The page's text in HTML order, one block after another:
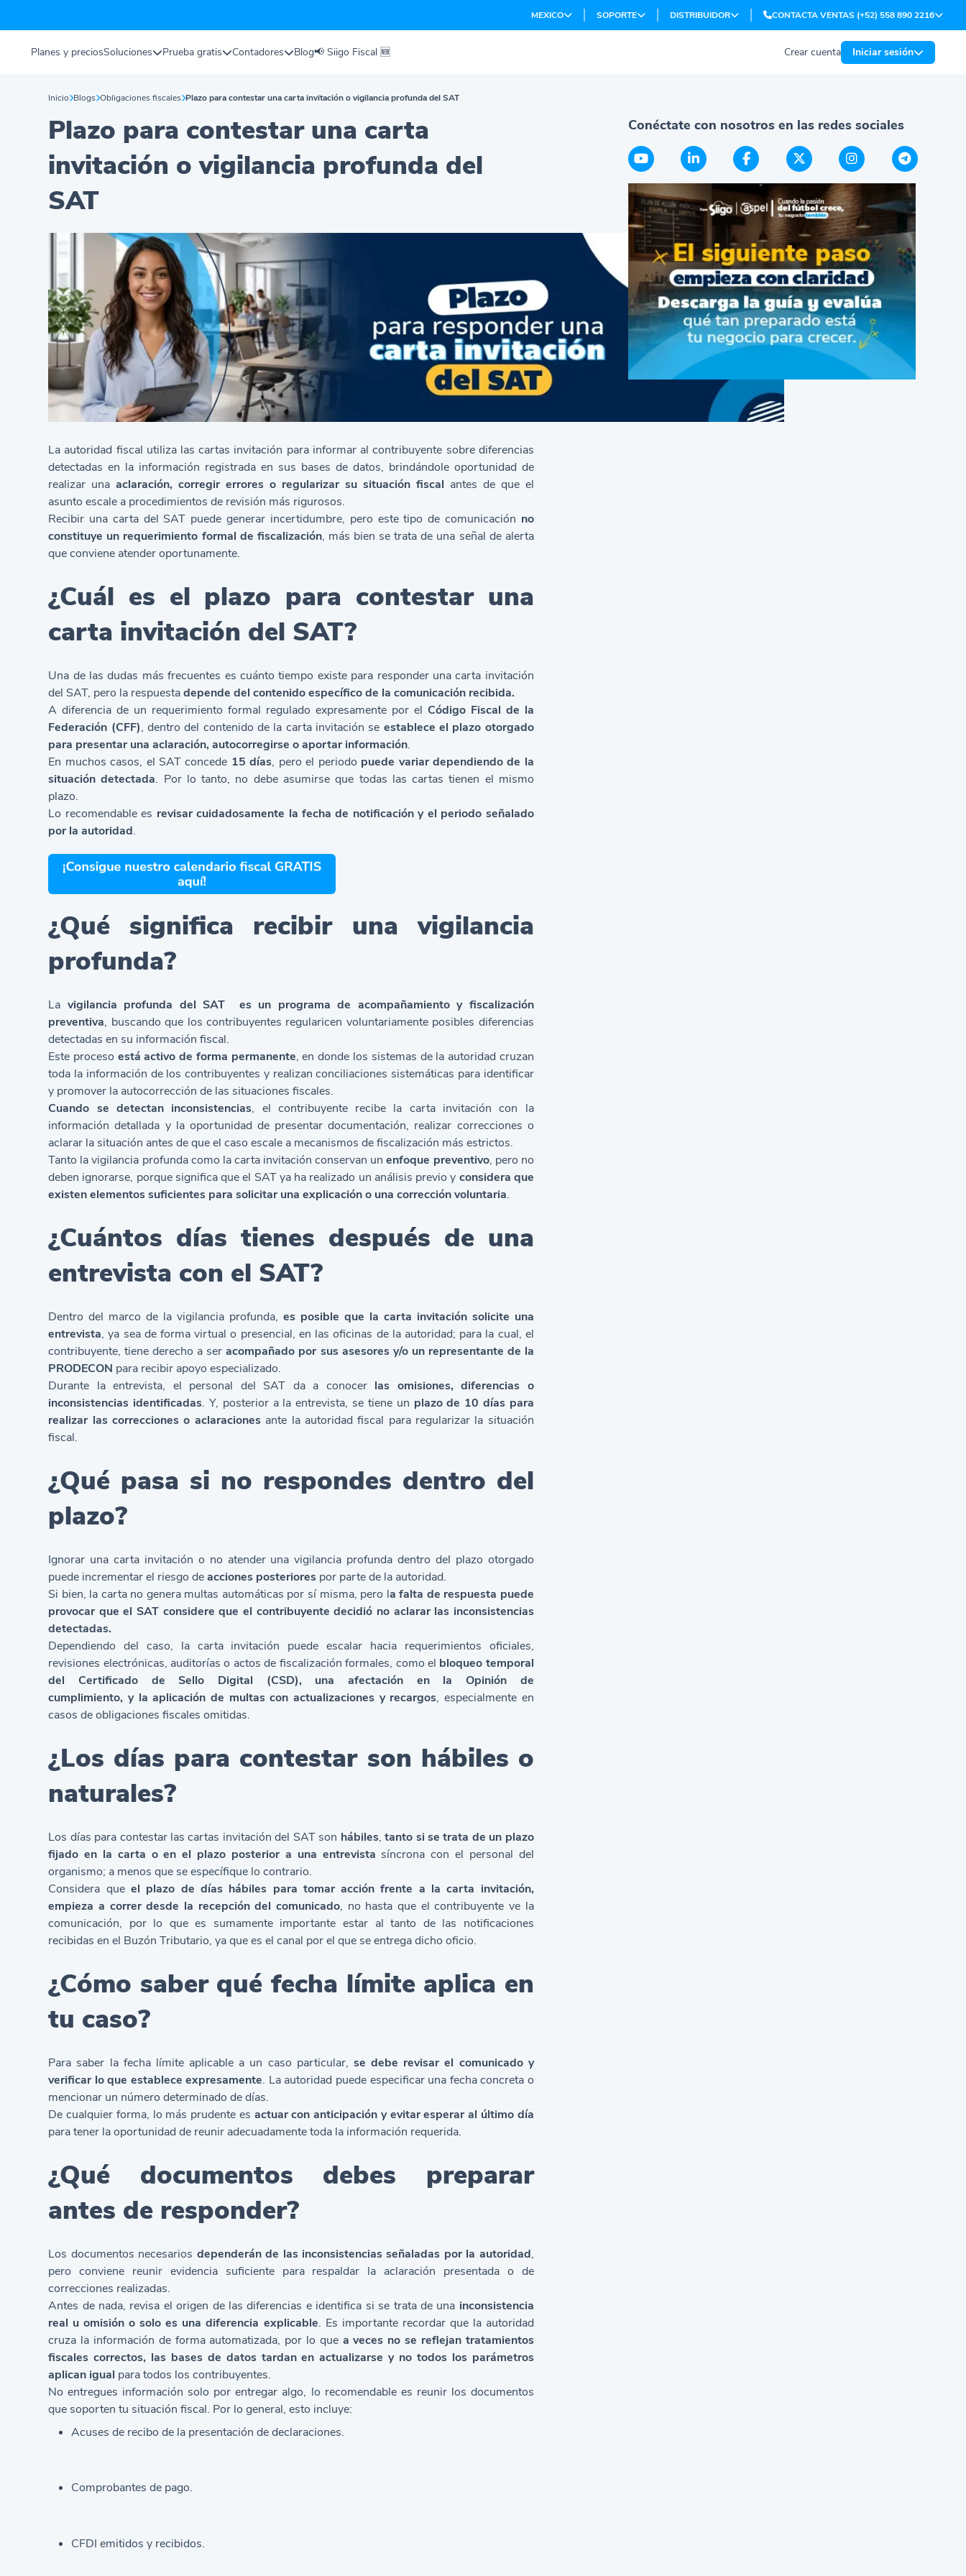
MEXICO SOPORTE DISTRIBUIDOR CONTACTA VENTAS (+52) 558 890 2216
Planes y preciosSoluciones Prueba gratis Contadores Blog📢 Siigo Fiscal 🆕 Crear cuenta Iniciar sesión
Inicio Blogs Obligaciones fiscales Plazo para contestar una carta invitación o vigilancia profunda del SAT
Plazo para contestar una carta
invitación o vigilancia profunda del
SAT
La autoridad fiscal utiliza las cartas invitación para informar al contribuyente sobre diferencias
detectadas en la información registrada en sus bases de datos, brindándole oportunidad de
realizar unaaclaración, corregir errores o regularizar su situación fiscal antes de que el
asunto escale a procedimientos de revisión más rigurosos.
Recibir una carta del SAT puede generar incertidumbre, pero este tipo de comunicación no
constituye un requerimiento formal de fiscalización, más bien se trata de una señal de alerta
que conviene atender oportunamente.
¿Cuál es el plazo para contestar una
carta invitación del SAT?
Una de las dudas más frecuentes es cuánto tiempo existe para responder una carta invitación
del SAT, pero la respuestadepende del contenido específico de la comunicación recibida.
A diferencia de un requerimiento formal regulado expresamente por el Código Fiscal de la
Federación (CFF), dentro del contenido de la carta invitación se establece el plazo otorgado
para presentar una aclaración, autocorregirse o aportar información.
En muchos casos, el SAT concede 15 días, pero el periodo puede variar dependiendo de la
situación detectada. Por lo tanto, no debe asumirse que todas las cartas tienen el mismo
plazo.
Lo recomendable es revisar cuidadosamente la fecha de notificación y el periodo señalado
por la autoridad.
¿Qué significa recibir una vigilancia
profunda?
La vigilancia profunda del SAT
es un programa de acompañamiento y fiscalización
preventiva, buscando que los contribuyentes regularicen voluntariamente posibles diferencias
detectadas en su información fiscal.
Este proceso está activo de forma permanente, en donde los sistemas de la autoridad cruzan
toda la información de los contribuyentes y realizan conciliaciones sistemáticas para identificar
y promover la autocorrección de las situaciones fiscales.
Cuando se detectan inconsistencias, el contribuyente recibe la carta invitación con la
información detallada y la oportunidad de presentar documentación, realizar correcciones o
aclarar la situación antes de que el caso escale a mecanismos de fiscalización más estrictos.
Tanto la vigilancia profunda como la carta invitación conservan unenfoque preventivo, pero no
deben ignorarse, porque significa que el SAT ya ha realizado un análisis previo y considera que
existen elementos suficientes para solicitar una explicación o una corrección voluntaria.
¿Cuántos días tienes después de una
entrevista con el SAT?
Dentro del marco de la vigilancia profunda, es posible que la carta invitación solicite una
entrevista, ya sea de forma virtual o presencial, en las oficinas de la autoridad; para la cual, el
contribuyente, tiene derecho a seracompañado por sus asesores y/o un representante de la
PRODECON para recibir apoyo especializado.
Durante la entrevista, el personal del SAT da a conocerlas omisiones, diferencias o
inconsistencias identificadas. Y, posterior a la entrevista, se tiene un plazo de 10 días para
realizar las correcciones o aclaracionesante la autoridad fiscal para regularizar la situación
fiscal.
¿Qué pasa si no respondes dentro del
plazo?
Ignorar una carta invitación o no atender una vigilancia profunda dentro del plazo otorgado
puede incrementar el riesgo deacciones posteriores por parte de la autoridad.
Si bien, la carta no genera multas automáticas por sí misma, pero la falta de respuesta puede
provocar que el SAT considere que el contribuyente decidió no aclarar las inconsistencias
detectadas.
Dependiendo del caso, la carta invitación puede escalar hacia requerimientos oficiales,
revisiones electrónicas, auditorías o actos de fiscalización formales, como el bloqueo temporal
del Certificado de Sello Digital (CSD), una afectación en la Opinión de
cumplimiento, y la aplicación de multas con actualizaciones y recargos, especialmente en
casos de obligaciones fiscales omitidas.
¿Los días para contestar son hábiles o
naturales?
Los días para contestar las cartas invitación del SAT son hábiles,tanto si se trata de un plazo
fijado en la carta o en el plazo posterior a una entrevista síncrona con el personal del
organismo; a menos que se específique lo contrario.
Considera que el plazo de días hábiles para tomar acción frente a la carta invitación,
empieza a correr desde la recepción del comunicado, no hasta que el contribuyente ve la
comunicación, por lo que es sumamente importante estar al tanto de las notificaciones
recibidas en el Buzón Tributario, ya que es el canal por el que se entrega dicho oficio.
¿Cómo saber qué fecha límite aplica en
tu caso?
Para saber la fecha límite aplicable a un caso particular, se debe revisar el comunicado y
verificar lo que establece expresamente. La autoridad puede especificar una fecha concreta o
mencionar un número determinado de días.
De cualquier forma, lo más prudente es actuar con anticipación y evitar esperar al último día
para tener la oportunidad de reunir adecuadamente toda la información requerida.
¿Qué documentos debes preparar
antes de responder?
Los documentos necesarios dependerán de las inconsistencias señaladas por la autoridad,
pero conviene reunir evidencia suficiente para respaldar la aclaración presentada o de
correcciones realizadas.
Antes de nada, revisa el origen de las diferencias e identifica si se trata de una inconsistencia
real u omisión o solo es una diferencia explicable. Es importante recordar que la autoridad
cruza la información de forma automatizada, por lo quea veces no se reflejan tratamientos
fiscales correctos, las bases de datos tardan en actualizarse y no todos los parámetros
aplican igual para todos los contribuyentes.
No entregues información solo por entregar algo, lo recomendable es reunir los documentos
que soporten tu situación fiscal. Por lo general, esto incluye:
Acuses de recibo de la presentación de declaraciones.
Comprobantes de pago.
CFDI emitidos y recibidos.
Conéctate con nosotros en las redes sociales